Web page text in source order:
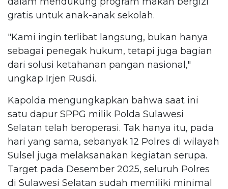
gratis untuk anak-anak sekolah.
"Kami ingin terlibat langsung, bukan hanya
sebagai penegak hukum, tetapi juga bagian
dari solusi ketahanan pangan nasional,"
ungkap Irjen Rusdi.
Kapolda mengungkapkan bahwa saat ini
satu dapur SPPG milik Polda Sulawesi
Selatan telah beroperasi. Tak hanya itu, pada
hari yang sama, sebanyak 12 Polres di wilayah
Sulsel juga melaksanakan kegiatan serupa.
Target pada Desember 2025, seluruh Polres
di Sulawesi Selatan sudah memiliki minimal